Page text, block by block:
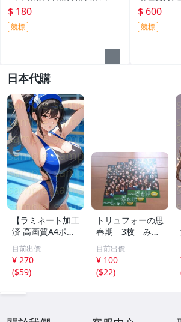
免運費)罕見收藏品-60729
$ 180
競標
費)收藏品~
$ 600
競標
日本代購
【ラミネート加工
済 高画質A4ポス
ター】1583 AI美
女 イラスト ポス
ター セクシー か
わいい 水着 下着
目前出價
¥ 270
($59)
トリュフォーの思
春期 3枚 みゆ
き座 ジュリー
デムソー ｋ
目前出價
¥ 100
($22)